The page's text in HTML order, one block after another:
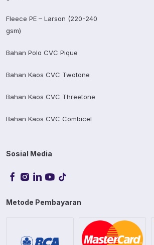
Fleece PE – Larson (220-240
gsm)
Bahan Polo CVC Pique
Bahan Kaos CVC Twotone
Bahan Kaos CVC Threetone
Bahan Kaos CVC Combicel
Sosial Media
Metode Pembayaran